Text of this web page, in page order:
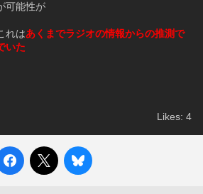
可能性が
れはあくまでラジオの情報からの推測で
いた
Likes: 4